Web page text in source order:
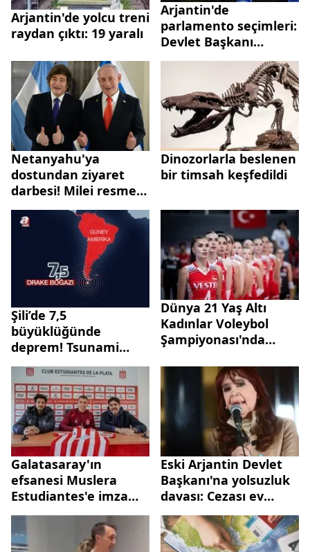
Arjantin'de yolcu treni
raydan çıktı: 19 yaralı
Arjantin'de
parlamento seçimleri:
Devlet Başkanı
Milei'nin partisi
Netanyahu'ya
dostundan ziyaret
darbesi! Milei resmen
"gelme" dedi
Dinozorlarla beslenen
bir timsah keşfedildi
Şili’de 7,5
büyüklüğünde
deprem! Tsunami
alarmı verildi
Dünya 21 Yaş Altı
Kadınlar Voleybol
Şampiyonası'nda
Galatasaray'ın
efsanesi Muslera
Estudiantes'e imza
attı: Formayı giydi
Eski Arjantin Devlet
Başkanı'na yolsuzluk
davası: Cezası ev
hapsine çevrildi